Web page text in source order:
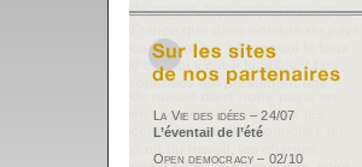
La Vie des idées – 24/07
L’éventail de l’été
Open democracy – 02/10